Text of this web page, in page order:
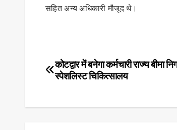
सहित अन्य अधिकारी मौजूद थे।
Post
कोटद्वार में बनेगा कर्मचारी राज्य
स्पेशलिस्ट चिकित्सालय